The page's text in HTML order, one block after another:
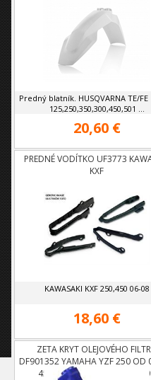
Predný blatník. HUSQVARNA TE/FE
125,250,350,300,450,501 ...
20,60 €
PREDNÉ VODÍTKO UF3773
KXF
KAWASAKI KXF 250,450 06-08
18,60 €
ZETA KRYT OLEJOVÉHO
DF901352 YAMAHA YZF 250 OD
450 03-09,WRF 250,450 03-